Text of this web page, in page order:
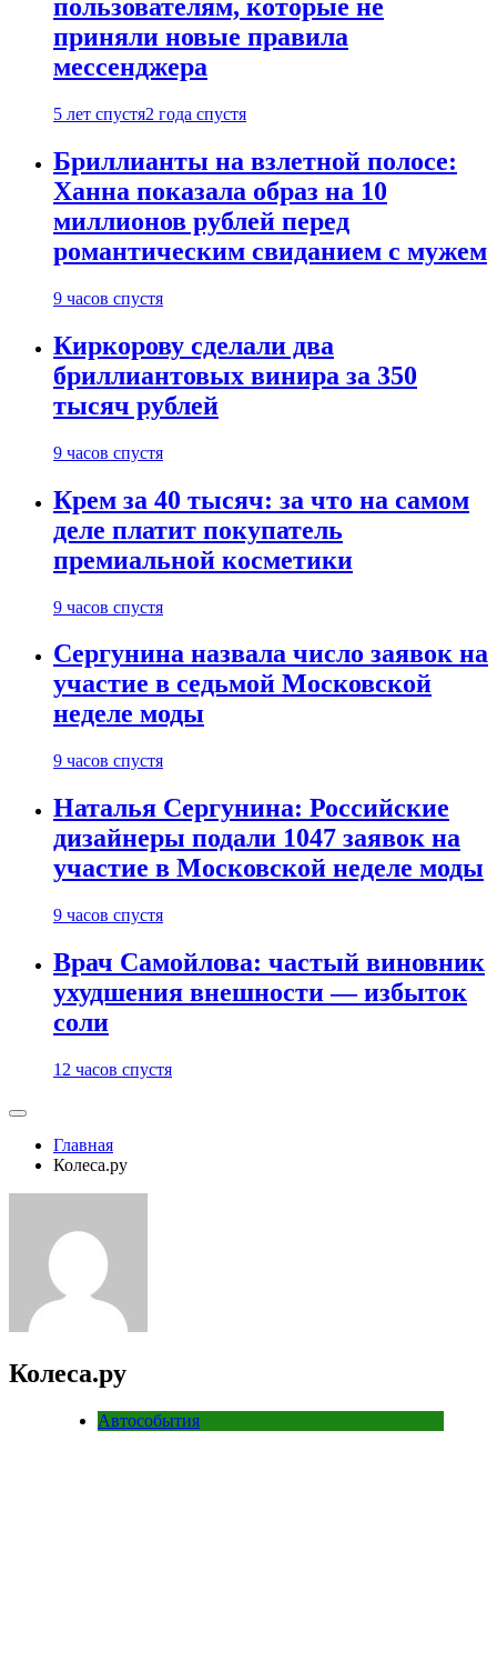
пользователям, которые не
приняли новые правила
мессенджера
5 лет спустя2 года спустя
Бриллианты на взлетной полосе:
Ханна показала образ на 10
миллионов рублей перед
романтическим свиданием с мужем
9 часов спустя
Киркорову сделали два
бриллиантовых винира за 350
тысяч рублей
9 часов спустя
Крем за 40 тысяч: за что на самом
деле платит покупатель
премиальной косметики
9 часов спустя
Сергунина назвала число заявок на
участие в седьмой Московской
неделе моды
9 часов спустя
Наталья Сергунина: Российские
дизайнеры подали 1047 заявок на
участие в Московской неделе моды
9 часов спустя
Врач Самойлова: частый виновник
ухудшения внешности — избыток
соли
12 часов спустя
Главная
Колеса.ру
Колеса.ру
Автособытия